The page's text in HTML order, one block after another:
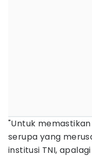
"Untuk
serupa yang
institusi TNI,